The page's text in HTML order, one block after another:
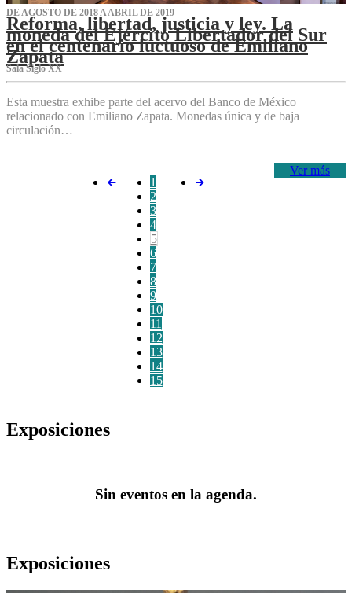
DE AGOSTO DE 2018 A ABRIL DE 2019
Reforma, libertad, justicia y ley. La
moneda del Ejército Libertador del Sur
en el centenario luctuoso de Emiliano
Zapata
Sala Siglo XX
Esta muestra exhibe parte del acervo del Banco de México
relacionado con Emiliano Zapata. Monedas única y de baja
circulación…
Ver más
1
2
3
4
5
6
7
8
9
10
11
12
13
14
15
Exposiciones
Sin eventos en la agenda.
Exposiciones